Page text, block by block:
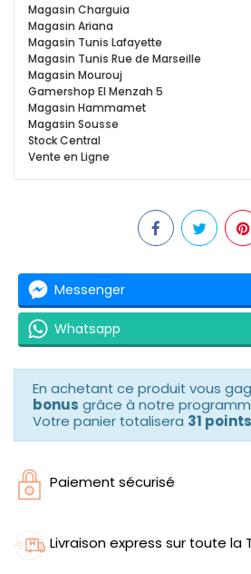
Magasin Charguia
Magasin Ariana
Magasin Tunis Lafayette
Magasin Tunis Rue de Marseille
Magasin Mourouj
Gamershop El Menzah 5
Magasin Hammamet
Magasin Sousse
Stock Central
Vente en Ligne
Messenger
Whatsapp
En achetant ce produit vous
bonus grâce à notre
Votre panier totalisera 31
Paiement sécurisé
Livraison express sur toute la